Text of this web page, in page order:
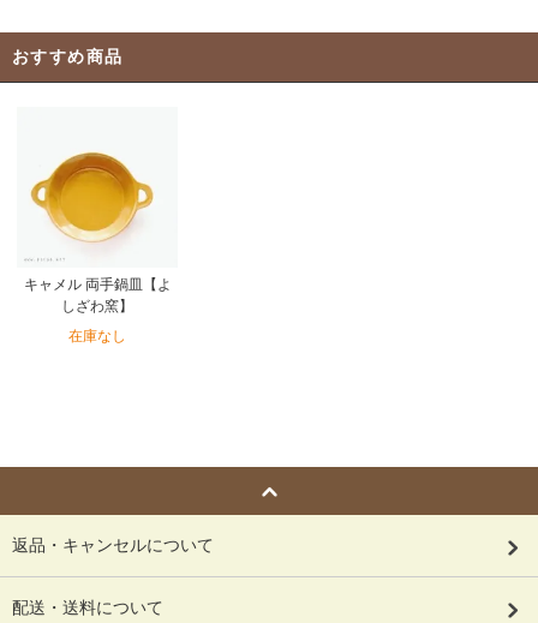
おすすめ商品
キャメル 両手鍋皿【よ
しざわ窯】
在庫なし
返品・キャンセルについて
配送・送料について